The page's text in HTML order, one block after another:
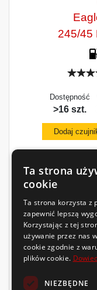
245/45
Dostępność
>16 szt.
Dodaj
Zobacz
Ta strona
cookie
Ta strona korzysta z
zapewnić lepszą
Korzystając z tej
używanie przez nas
cookie zgodnie z
plików cookie.
NIEZBĘDNE